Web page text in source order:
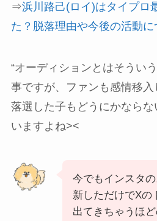
⇒浜川路己(ロイ)はタイプロ
た？脱落理由や今後の活動に
“オーディションとはそうい
事ですが、ファンも感情移
落選した子もどうにかなら
いますよね><
今でもインスタ
新しただけでXの
出てきちゃうほど